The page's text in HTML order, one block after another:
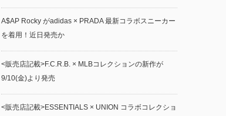
A$AP Rocky がadidas × PRADA 最新コラボスニーカー
を着用！近日発売か
<販売店記載>F.C.R.B. × MLBコレクションの新作が
9/10(金)より発売
<販売店記載>ESSENTIALS × UNION コラボコレクショ